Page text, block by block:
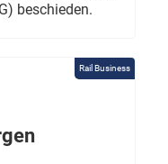
beschieden.
Rail Business